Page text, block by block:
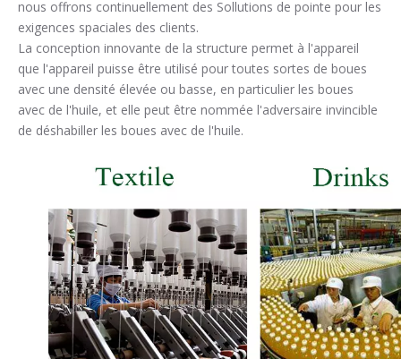
nous offrons continuellement des Sollutions de pointe pour les
exigences spaciales des clients.
La conception innovante de la structure permet à l'appareil
que l'appareil puisse être utilisé pour toutes sortes de boues
avec une densité élevée ou basse, en particulier les boues
avec de l'huile, et elle peut être nommée l'adversaire invincible
de déshabiller les boues avec de l'huile.